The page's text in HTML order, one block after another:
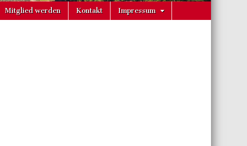
Mitglied werden Kontakt Impressum